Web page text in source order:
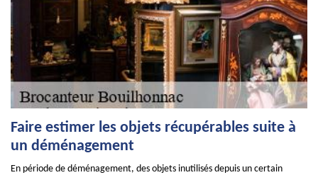
Faire estimer les objets récupérables suite à
un déménagement
En période de déménagement, des objets inutilisés depuis un certain